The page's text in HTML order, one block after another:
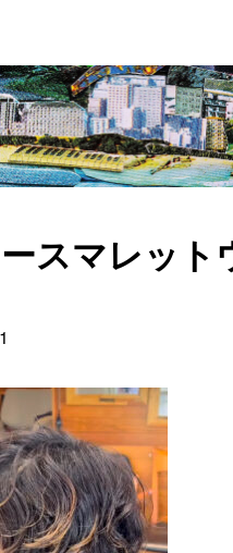
スマレッ